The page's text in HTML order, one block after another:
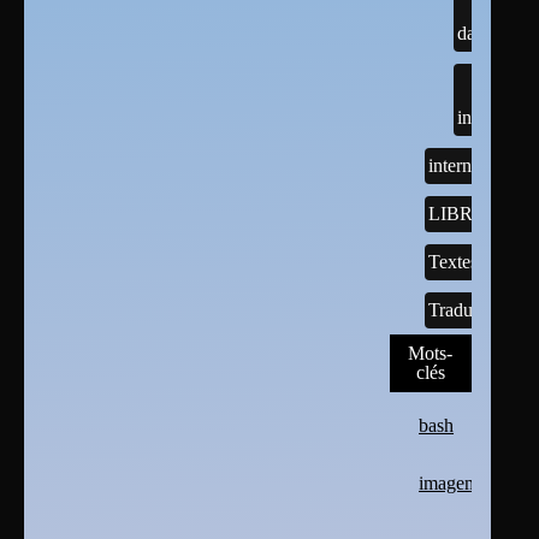
darktable
inkscape
internet
Textes
Traductions
Mots-
clés
bash
imagemagick